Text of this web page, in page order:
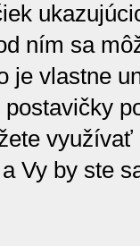
ním sa
je vlastne
Vy by ste